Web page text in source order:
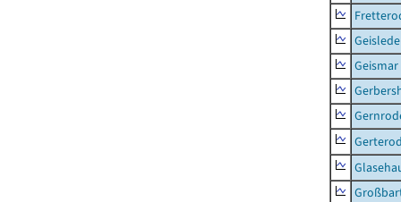
Geismar